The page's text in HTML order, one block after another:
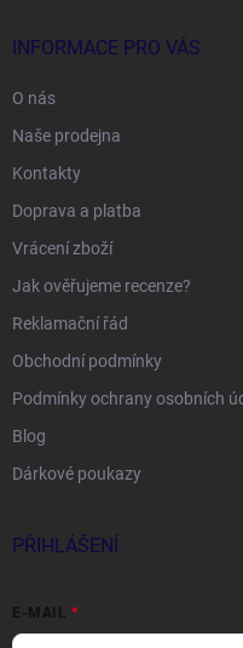
INFORMACE PRO VÁS
O nás
Naše prodejna
Kontakty
Doprava a platba
Vrácení zboží
Jak ověřujeme recenze?
Reklamační řád
Obchodní podmínky
Podmínky ochrany osobních
Blog
Dárkové poukazy
PŘIHLÁŠENÍ
E-MAIL